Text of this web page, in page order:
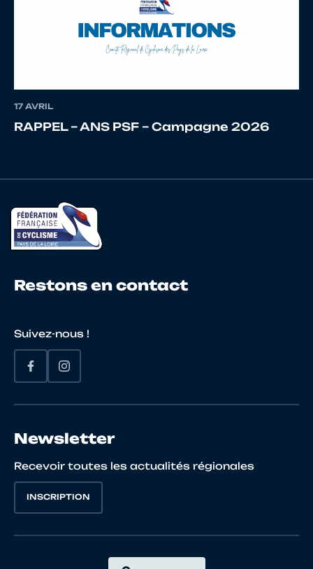
17 AVRIL
RAPPEL – ANS PSF – Campagne 2026
Restons en contact
Suivez-nous !
Newsletter
Recevoir toutes les actualités régionales
INSCRIPTION